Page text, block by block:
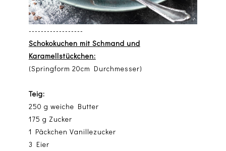
------------------
Schokokuchen mit Schmand und
Karamellstückchen:
(Springform 20cm Durchmesser)
Teig:
250 g weiche Butter
175 g Zucker
1 Päckchen Vanillezucker
3 Eier